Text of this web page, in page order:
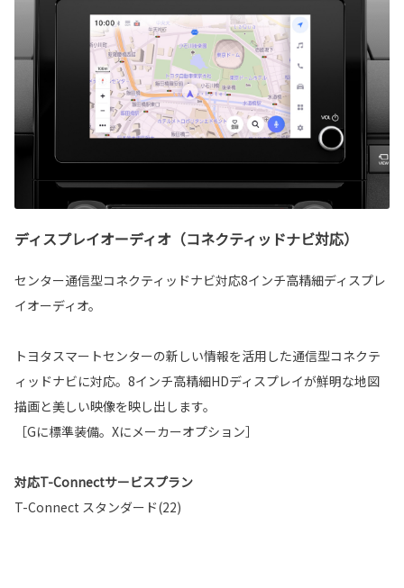
ディスプレイオーディオ（コネクティッドナビ対応）
センター通信型コネクティッドナビ対応8インチ高精細ディスプレ
イオーディオ。
トヨタスマートセンターの新しい情報を活用した通信型コネクテ
ィッドナビに対応。8インチ高精細HDディスプレイが鮮明な地図
描画と美しい映像を映し出します。
［Gに標準装備。Xにメーカーオプション］
対応T-Connectサービスプラン
T-Connect スタンダード(22)